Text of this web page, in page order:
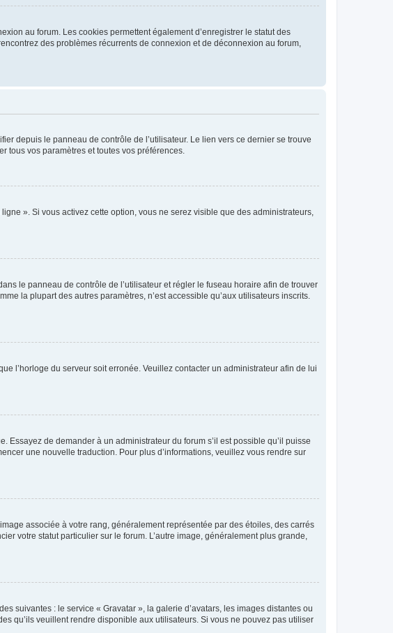
au forum. Les cookies permettent également d’enregistrer le statut des
des problèmes récurrents de connexion et de déconnexion au forum,
depuis le panneau de contrôle de l’utilisateur. Le lien vers ce dernier se trouve
tous vos paramètres et toutes vos préférences.
». Si vous activez cette option, vous ne serez visible que des administrateurs,
le panneau de contrôle de l’utilisateur et régler le fuseau horaire afin de trouver
la plupart des autres paramètres, n’est accessible qu’aux utilisateurs inscrits.
l’horloge du serveur soit erronée. Veuillez contacter un administrateur afin de lui
de demander à un administrateur du forum s’il est possible qu’il puisse
une nouvelle traduction. Pour plus d’informations, veuillez vous rendre sur
associée à votre rang, généralement représentée par des étoiles, des carrés
votre statut particulier sur le forum. L’autre image, généralement plus grande,
suivantes : le service « Gravatar », la galerie d’avatars, les images distantes ou
qu’ils veuillent rendre disponible aux utilisateurs. Si vous ne pouvez pas utiliser